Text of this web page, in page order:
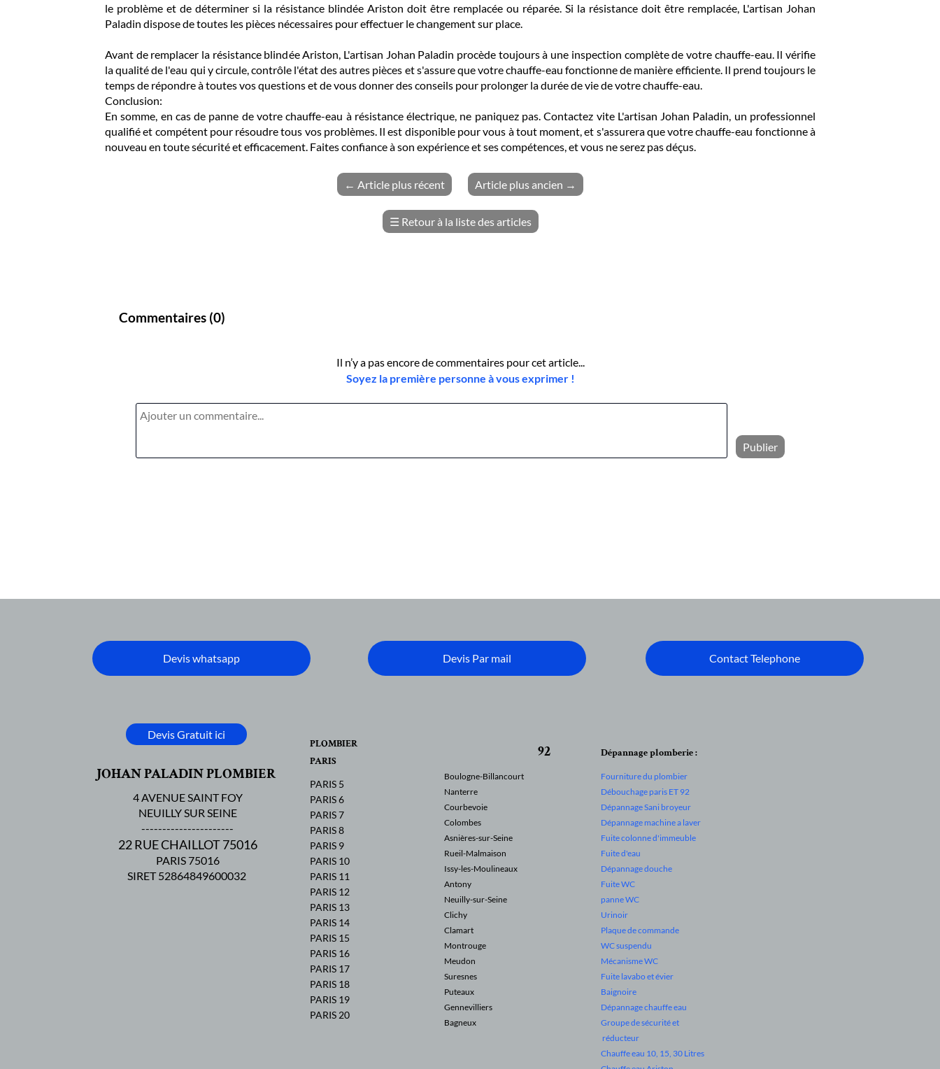
Devis whatsapp Devis Par mail
Devis Gratuit ici
JOHAN PALADIN PLOMBIER
4 AVENUE SAINT FOY
NEUILLY SUR SEINE
----------------------
22 RUE CHAILLOT 75016
PARIS 75016
SIRET 52864849600032
PLOMBIER
PARIS
PARIS 5
PARIS 6
PARIS 7
PARIS 8
PARIS 9
PARIS 10
PARIS 11
PARIS 12
PARIS 13
PARIS 14
PARIS 15
PARIS 16
PARIS 17
PARIS 18
PARIS 19
PARIS 20
Dépannage plomberie :
Fourniture du plombier
Débouchage paris ET 92
Dépannage Sani broyeur
Dépannage machine a laver
Fuite colonne d'immeuble
Fuite d'eau
Dépannage douche
Fuite WC
panne WC
Urinoir
Plaque de commande
WC suspendu
Mécanisme WC
Fuite lavabo et évier
Baignoire
Dépannage chauffe eau
Groupe de sécurité et
réducteur
Chauffe eau 10, 15, 30 Litres
Contact Telephone
92
Boulogne-Billancourt
Nanterre
Courbevoie
Colombes
Asnières-sur-Seine
Rueil-Malmaison
Issy-les-Moulineaux
Antony
Neuilly-sur-Seine
Clichy
Clamart
Montrouge
Meudon
Suresnes
Puteaux
Gennevilliers
Bagneux
le problème et de déterminer si la résistance blindée Ariston doit être remplacée ou réparée. Si la résistance doit être remplacée, L'artisan Johan
Paladin dispose de toutes les pièces nécessaires pour effectuer le changement sur place.
Avant de remplacer la résistance blindée Ariston, L'artisan Johan Paladin procède toujours à une inspection complète de votre chauffe-eau. Il vérifie
la qualité de l'eau qui y circule, contrôle l'état des autres pièces et s'assure que votre chauffe-eau fonctionne de manière efficiente. Il prend toujours le
temps de répondre à toutes vos questions et de vous donner des conseils pour prolonger la durée de vie de votre chauffe-eau.
Conclusion:
En somme, en cas de panne de votre chauffe-eau à résistance électrique, ne paniquez pas. Contactez vite L'artisan Johan Paladin, un professionnel
qualifié et compétent pour résoudre tous vos problèmes. Il est disponible pour vous à tout moment, et s'assurera que votre chauffe-eau fonctionne à
nouveau en toute sécurité et efficacement. Faites confiance à son expérience et ses compétences, et vous ne serez pas déçus.
← Article plus récent Article plus ancien →
☰ Retour à la liste des articles
Commentaires (0)
Il n’y a pas encore de commentaires pour cet article...
Soyez la première personne à vous exprimer !
Publier